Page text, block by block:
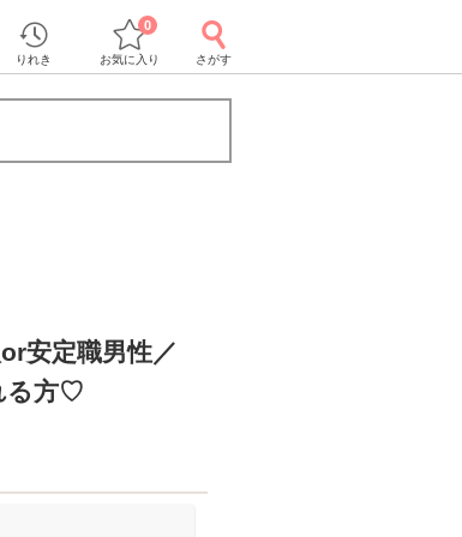
りれき お気に入り
0
さがす
安定職男性／
る方♡